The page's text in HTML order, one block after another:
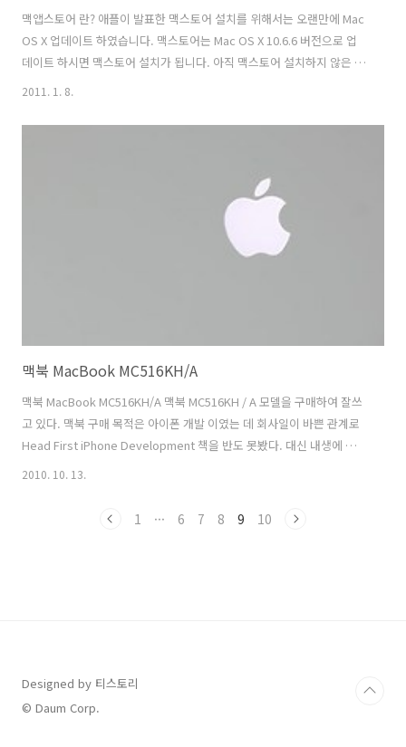
맥앱스토어 란? 애플이 발표한 맥스토어 설치를 위해서는 오랜만에 Mac
OS X 업데이트 하였습니다. 맥스토어는 Mac OS X 10.6.6 버전으로 업
데이트 하시면 맥스토어 설치가 됩니다. 아직 맥스토어 설치하지 않은 맥
유져들이 계시다면 설치해보세요. 맥스토어 다운로드 설치하는 방법은
습니다. 제 맥북 MC516KH의 경우 맥OS을 업데이트를 하는 데 펌웨어
어플(앱)이 편해서 입니다. 그 다음은 만능 메모장 Evernote 어플입니
다. 아이폰, 아이패드로만 즐겼던 어플을 맥북에서도 즐길..
2011. 1. 8.
맥북 MacBook MC516KH/A
맥북 MacBook MC516KH/A 맥북 MC516KH / A 모델을 구매하여 잘쓰
고 있다. 맥북 구매 목적은 아이폰 개발 이였는 데 회사일이 바쁜 관계로
Head First iPhone Development 책을 반도 못봤다. 대신 내생에 첫
노트북인 맥북 MC516KH / A은 잘 쓰고 있다. 역시 애플 화이트라서 깨
에 애플 로고는 잠자기 모드로 해두면 깜박깜박한다. ㅎㅎㅎ 시라로 영화
2010. 10. 13.
1 ··· 6 7 8 9 10
Designed by 티스토리
© Daum Corp.